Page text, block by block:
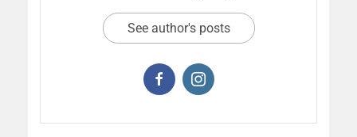
See author's posts